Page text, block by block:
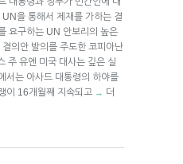
을 통해서 제재를 가하는 결
요구하는 UN 안보리의 높은
의안 발의를 주도한 코피아난
주 유엔 미국 대사는 깊은 실
서는 아사드 대통령의 하야를
이 16개월째 지속되고 → 더